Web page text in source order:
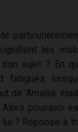
les
sujet ? En
fatigués
de 'Amalek
Alors pourquoi
? Réponse à